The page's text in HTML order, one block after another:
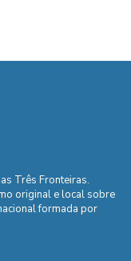
Três Fronteiras.
original e local sobre
formada por